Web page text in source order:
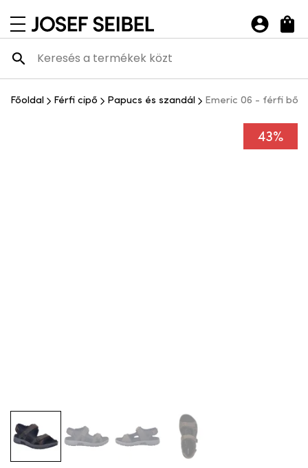
navigációs menü megnyitása
Josef Seibel Webshop
Főoldal Férfi cipő Papucs és szandál Emeric 06 - férfi bőr
43%